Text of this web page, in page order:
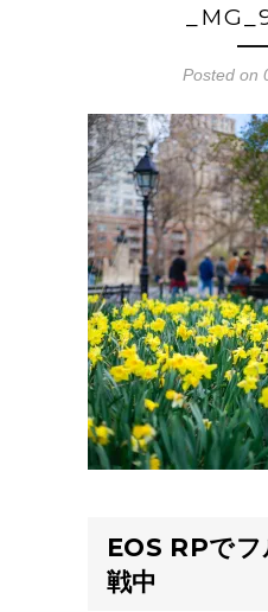
Posted on
EOS RPで
戦中